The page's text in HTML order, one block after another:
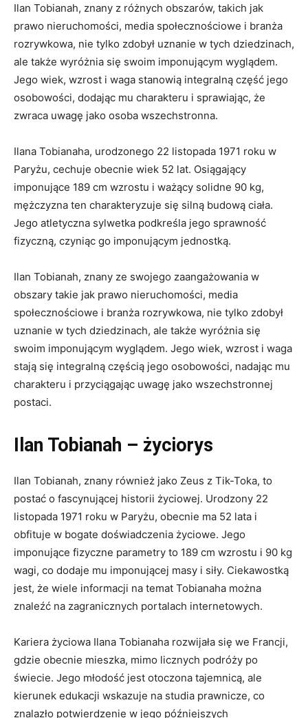
Ilan Tobianah, znany z różnych obszarów, takich jak
prawo nieruchomości, media społecznościowe i branża
rozrywkowa, nie tylko zdobył uznanie w tych dziedzinach,
ale także wyróżnia się swoim imponującym wyglądem.
Jego wiek, wzrost i waga stanowią integralną część jego
osobowości, dodając mu charakteru i sprawiając, że
zwraca uwagę jako osoba wszechstronna.
Ilana Tobianaha, urodzonego 22 listopada 1971 roku w
Paryżu, cechuje obecnie wiek 52 lat. Osiągający
imponujące 189 cm wzrostu i ważący solidne 90 kg,
mężczyzna ten charakteryzuje się silną budową ciała.
Jego atletyczna sylwetka podkreśla jego sprawność
fizyczną, czyniąc go imponującym jednostką.
Ilan Tobianah, znany ze swojego zaangażowania w
obszary takie jak prawo nieruchomości, media
społecznościowe i branża rozrywkowa, nie tylko zdobył
uznanie w tych dziedzinach, ale także wyróżnia się
swoim imponującym wyglądem. Jego wiek, wzrost i waga
stają się integralną częścią jego osobowości, nadając mu
charakteru i przyciągając uwagę jako wszechstronnej
postaci.
Ilan Tobianah – życiorys
Ilan Tobianah, znany również jako Zeus z Tik-Toka, to
postać o fascynującej historii życiowej. Urodzony 22
listopada 1971 roku w Paryżu, obecnie ma 52 lata i
obfituje w bogate doświadczenia życiowe. Jego
imponujące fizyczne parametry to 189 cm wzrostu i 90 kg
wagi, co dodaje mu imponującej masy i siły. Ciekawostką
jest, że wiele informacji na temat Tobianaha można
znaleźć na zagranicznych portalach internetowych.
Kariera życiowa Ilana Tobianaha rozwijała się we Francji,
gdzie obecnie mieszka, mimo licznych podróży po
świecie. Jego młodość jest otoczona tajemnicą, ale
kierunek edukacji wskazuje na studia prawnicze, co
znalazło potwierdzenie w jego późniejszych